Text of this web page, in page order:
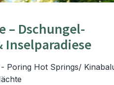
– Dschungel-
Inselparadiese
Poring Hot Springs/
mit Sepilok -